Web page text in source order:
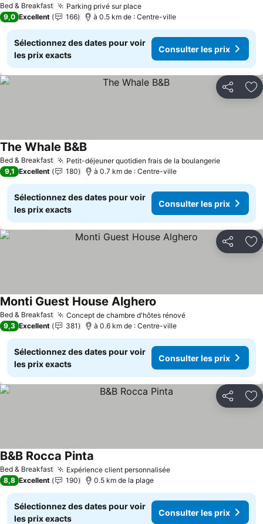
Bed & Breakfast Parking privé sur place
9,0 Excellent 166 à 0.5 km de : Centre-ville
Sélectionnez des dates pour voir
les prix exacts
Consulter les prix
Partager
Bed & Breakfast Petit-déjeuner quotidien frais de la boulangerie
The Whale B&B
9,1 Excellent 180 à 0.7 km de : Centre-ville
Sélectionnez des dates pour voir
les prix exacts
Consulter les prix
Partager
Bed & Breakfast Concept de chambre d'hôtes rénové
Monti Guest House Alghero
9,3 Excellent 381 à 0.6 km de : Centre-ville
Sélectionnez des dates pour voir
les prix exacts
Consulter les prix
Partager
Bed & Breakfast Expérience client personnalisée
B&B Rocca Pinta
8,8 Excellent 190 0.5 km de la plage
Sélectionnez des dates pour voir
les prix exacts
Consulter les prix